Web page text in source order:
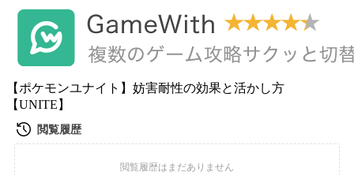
【ポケモンユナイト】妨害耐性の効果と活かし方
【UNITE】